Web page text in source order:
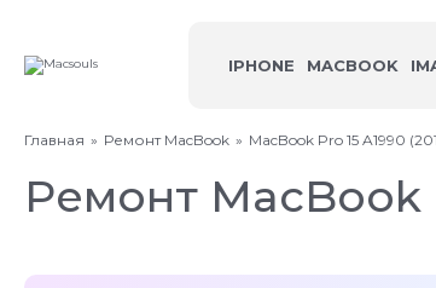
IPHONE MACBOOK
Главная Ремонт MacBook MacBook Pro 15 A1990
Ремонт MacBook